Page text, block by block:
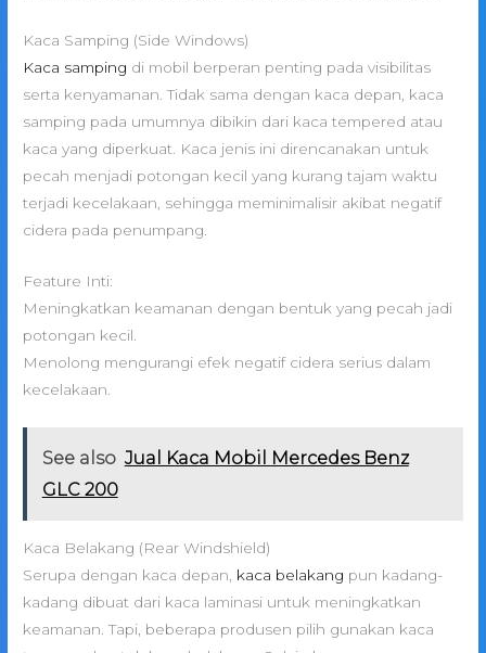
Kaca Samping (Side Windows)
Kaca samping di mobil berperan penting pada visibilitas
serta kenyamanan. Tidak sama dengan kaca depan, kaca
samping pada umumnya dibikin dari kaca tempered atau
kaca yang diperkuat. Kaca jenis ini direncanakan untuk
pecah menjadi potongan kecil yang kurang tajam waktu
terjadi kecelakaan, sehingga meminimalisir akibat negatif
cidera pada penumpang.
Feature Inti:
Meningkatkan keamanan dengan bentuk yang pecah jadi
potongan kecil.
Menolong mengurangi efek negatif cidera serius dalam
kecelakaan.
See also Jual Kaca Mobil Mercedes Benz
GLC 200
Kaca Belakang (Rear Windshield)
Serupa dengan kaca depan, kaca belakang pun kadang-
kadang dibuat dari kaca laminasi untuk meningkatkan
keamanan. Tapi, beberapa produsen pilih gunakan kaca